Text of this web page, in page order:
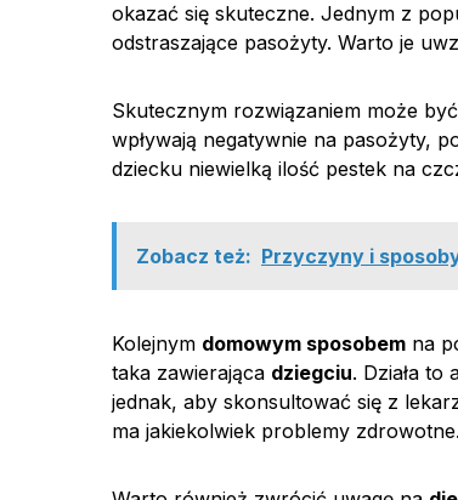
okazać się skuteczne. Jednym z
odstraszające pasożyty. Warto je
Skutecznym rozwiązaniem może
wpływają negatywnie na pasożyty,
dziecku niewielką ilość pestek na
Zobacz też: Przyczyny i
Kolejnym domowym sposobem na
taka zawierająca dziegciu. Działa
jednak, aby skonsultować się z
ma jakiekolwiek problemy zdrowotne.